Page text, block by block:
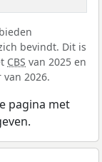
bevindt. Dit is
CBS van 2025 en
2026.
pagina met